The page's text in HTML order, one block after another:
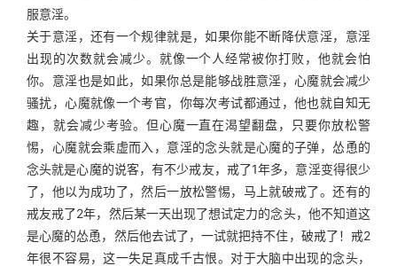
服意淫。
关于意淫，还有一个规律就是，如果你能不断降伏意淫，意淫
出现的次数就会减少。就像一个人经常被你打败，他就会怕
你。意淫也是如此，如果你总是能够战胜意淫，心魔就会减少
骚扰，心魔就像一个考官，你每次考试都通过，他也就自知无
趣，就会减少考验。但心魔一直在渴望翻盘，只要你放松警
惕，心魔就会乘虚而入，意淫的念头就是心魔的子弹，怂恿的
念头就是心魔的说客，有不少戒友，戒了1年多，意淫变得很少
了，他以为成功了，然后一放松警惕，马上就破戒了。还有的
戒友戒了2年，然后某一天出现了想试定力的念头，他不知道这
是心魔的怂恿，然后他去试了，一试就把持不住，破戒了！戒2
年很不容易，这一失足真成千古恨。对于大脑中出现的念头，